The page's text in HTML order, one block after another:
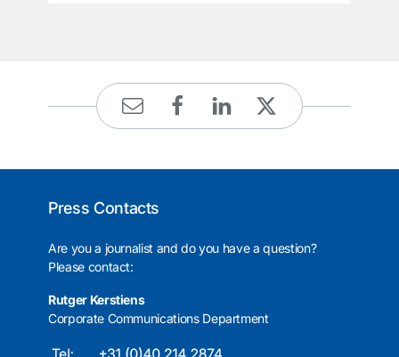
Press Contacts
Are you a journalist and do you have a question?
Please contact:
Rutger Kerstiens
Corporate Communications Department